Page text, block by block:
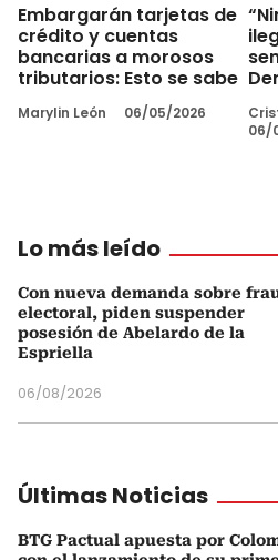
Embargarán tarjetas de
crédito y cuentas
bancarias a morosos
tributarios: Esto se sabe
Marylin León 06/05/2026
06/
Lo más leído
Con nueva demanda sobre
electoral, piden suspender
posesión de Abelardo de la
Espriella
06/08/2026
Últimas Noticias
BTG Pactual apuesta por